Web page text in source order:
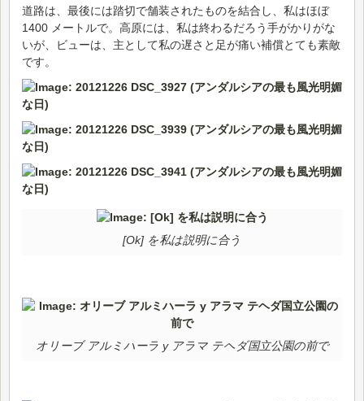
道路は、最後には踏切で舗装されたものを結合し、私はほぼ
1400 メートルで。高原には、私は終わるだろう手がかりがな
いが、ビューは、主として私の遅さと足が痛い補償とても素敵
です。
[Ok] を私は説明に合う
オリーブ アルミハーラ y アラマ テヘダ国立公園の前で